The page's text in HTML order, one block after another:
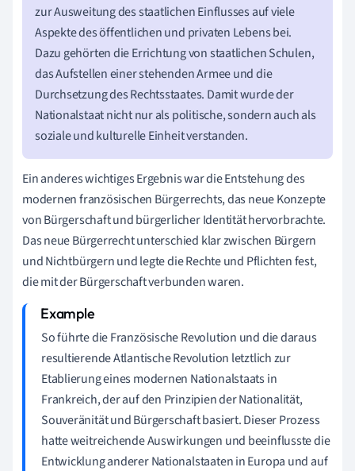
zur Ausweitung des staatlichen Einflusses auf viele
Aspekte des öffentlichen und privaten Lebens bei.
Dazu gehörten die Errichtung von staatlichen Schulen,
das Aufstellen einer stehenden Armee und die
Durchsetzung des Rechtsstaates. Damit wurde der
Nationalstaat nicht nur als politische, sondern auch als
soziale und kulturelle Einheit verstanden.
Ein anderes wichtiges Ergebnis war die Entstehung des
modernen französischen Bürgerrechts, das neue Konzepte
von Bürgerschaft und bürgerlicher Identität hervorbrachte.
Das neue Bürgerrecht unterschied klar zwischen Bürgern
und Nichtbürgern und legte die Rechte und Pflichten fest,
die mit der Bürgerschaft verbunden waren.
So führte die Französische Revolution und die daraus
resultierende Atlantische Revolution letztlich zur
Etablierung eines modernen Nationalstaats in
Frankreich, der auf den Prinzipien der Nationalität,
Souveränität und Bürgerschaft basiert. Dieser Prozess
hatte weitreichende Auswirkungen und beeinflusste die
Entwicklung anderer Nationalstaaten in Europa und auf